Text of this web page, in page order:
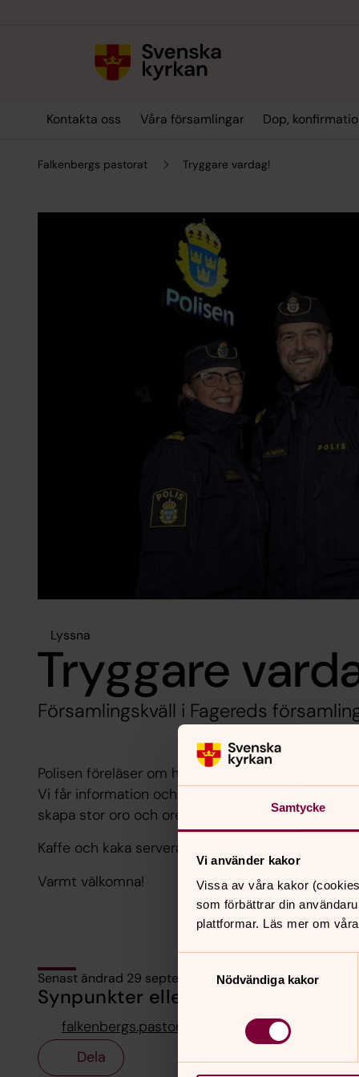
Samtycke
Vi använder kakor
Vissa av våra kakor
som förbättrar din
plattformar. Läs mer om
Nödvändiga kakor
Kontakta oss Våra församlingar Dop,
Falkenbergs pastorat Tryggare vardag!
Lyssna
Tryggare
Församlingskväll i Fagereds
Polisen föreläser om hur bedrägerier mot
Vi får information och tips om hur man kan
skapa stor oro och oreda i vårt liv.
Kaffe och kaka serveras.
Varmt välkomna!
Senast ändrad 29 september 2025
Synpunkter eller frågor på sidans
falkenbergs.pastorat@svenskakyrkan.se
Dela